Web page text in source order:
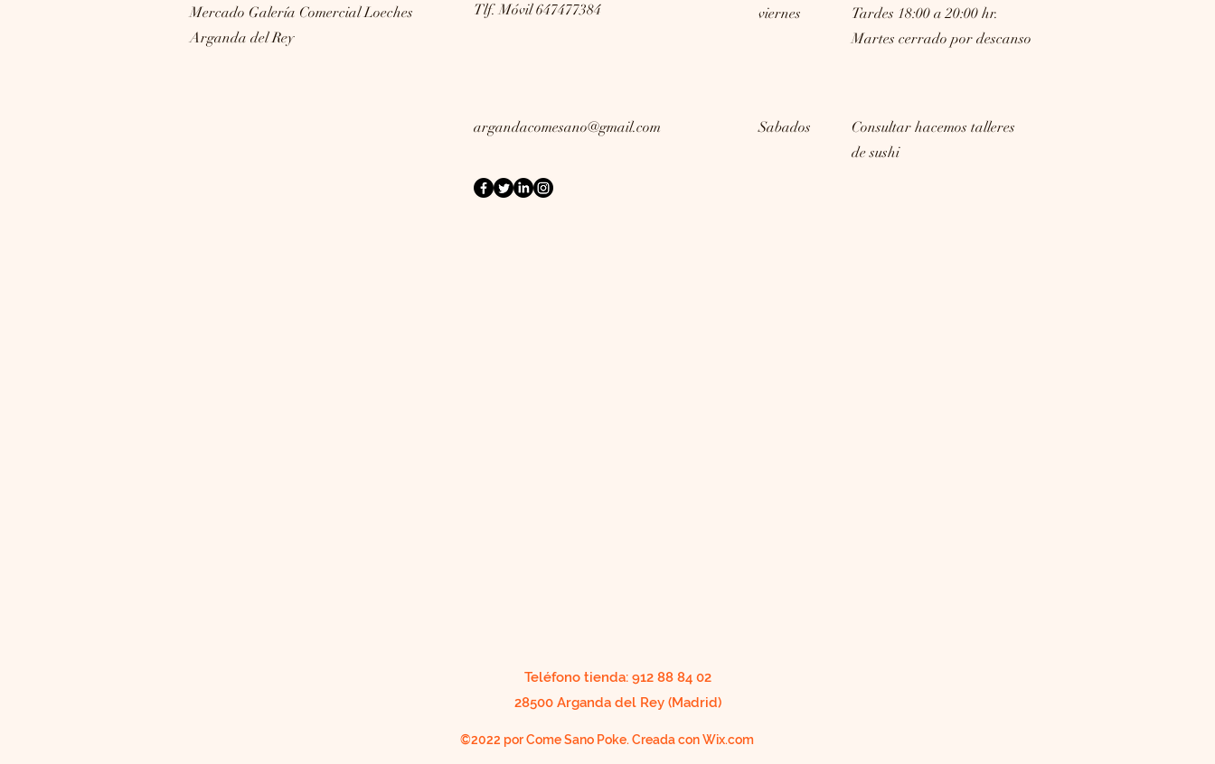
Mercado Galería Comercial Loeches
Arganda del Rey
Tlf. Móvil 647477384
viernes
Tardes 18:00 a 20:00 hr.
Martes cerrado por descanso
argandacomesano@gmail.com Sabados
Consultar hacemos talleres
de sushi
Teléfono tienda: 912 88 84 02
28500 Arganda del Rey (Madrid)
©2022 por Come Sano Poke. Creada con Wix.com